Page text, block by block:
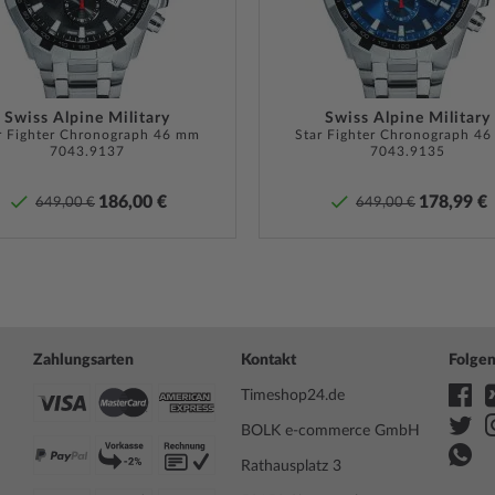
grün– mit Dornschließe
und kann bis zu
werden.
bei entsprechender
ist darauf zu achten,
Max. Handgelenkumfang
220
5
und
der
Swiss Alpine Military
Fighter Chronograph 46 mm
7043.9137
649,00 € 186,00 €
Swiss Alpine Military
Star Fighter Chronograph 46
7043.9135
649,00 € 178,99 €
Zahlungsarten Kontakt
Timeshop24.de
BOLK e-commerce GmbH
Rathausplatz 3